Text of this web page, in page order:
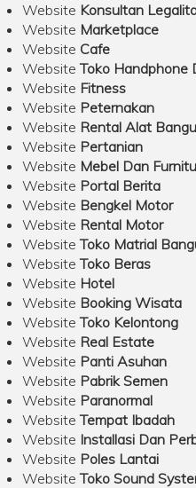
Website Konsultan
Website Marketplace
Website Cafe
WebsiteToko Handphone
Website Fitness
Website Peternakan
Website Rental Alat
Website Pertanian
Website Mebel Dan
Website Portal Berita
Website Bengkel Motor
Website Rental Motor
WebsiteToko Matrial
WebsiteToko Beras
Website Hotel
Website Booking Wisata
WebsiteToko Kelontong
Website Real Estate
Website Panti Asuhan
Website Pabrik Semen
Website Paranormal
WebsiteTempat Ibadah
Website Installasi Dan
Website Poles Lantai
WebsiteToko Sound